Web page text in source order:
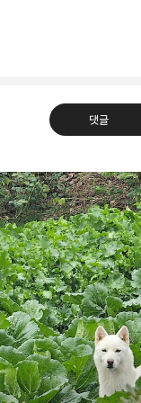
댓글
Korea, Since 2004
카오톡 트위